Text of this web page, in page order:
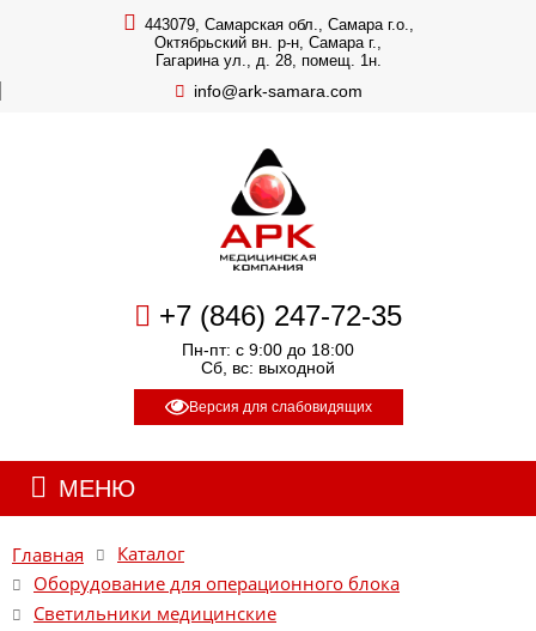
443079, Самарская обл., Самара г.о.,
Октябрьский вн. р-н, Самара г.,
Гагарина ул., д. 28, помещ. 1н.
info@ark-samara.com
+7 (846) 247-72-35
Пн-пт: с 9:00 до 18:00
Сб, вс: выходной
Версия для слабовидящих
МЕНЮ
Главная
Каталог
Оборудование для операционного блока
Светильники медицинские